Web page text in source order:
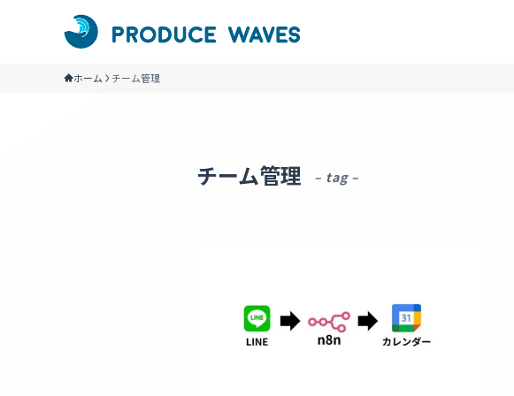
ホーム チーム管理
チーム管理 – tag –